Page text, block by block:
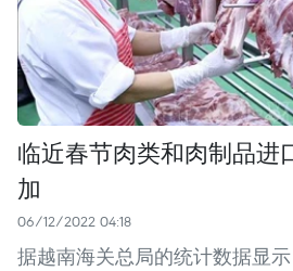
临近春节肉类和肉制品进
加
06/12/2022 04:18
据越南海关总局的统计数据显示